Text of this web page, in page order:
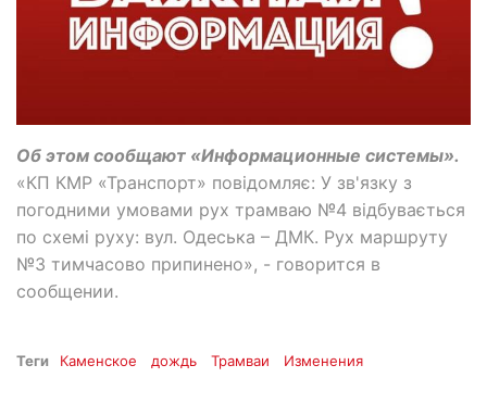
Об этом сообщают «Информационные системы».
«КП КМР «Транспорт» повідомляє: У зв'язку з
погодними умовами рух трамваю №4 відбувається
по схемі руху: вул. Одеська – ДМК. Рух маршруту
№3 тимчасово припинено», - говорится в
сообщении.
Теги Каменское дождь Трамваи Изменения